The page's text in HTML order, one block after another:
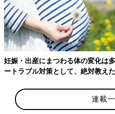
（取材／文・メディア・ビュー
普光院亜紀さん
妊娠・出産にまつわる体の変化は
ートラブル対策として、絶対教え
連載